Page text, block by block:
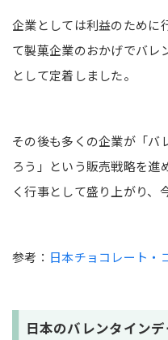
企業としては利益のために
て製菓企業のおかげでバレ
として定着しました。
その後も多くの企業が「バ
ろう」という販売戦略を進
く行事として盛り上がり、
参考： 日本チョコレート・
日本のバレンタイン